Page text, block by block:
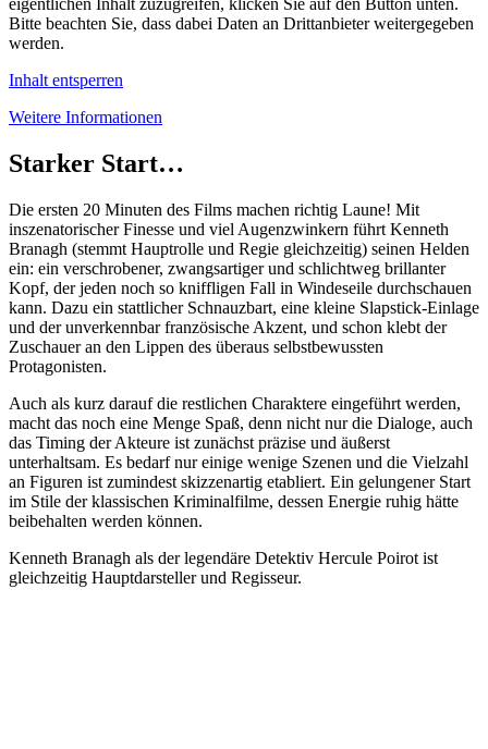
Bitte beachten Sie, dass dabei Daten an Drittanbieter weitergegeben
werden.
Inhalt entsperren
Weitere Informationen
Starker Start…
Die ersten 20 Minuten des Films machen richtig Laune! Mit
inszenatorischer Finesse und viel Augenzwinkern führt Kenneth
Branagh (stemmt Hauptrolle und Regie gleichzeitig) seinen Helden
ein: ein verschrobener, zwangsartiger und schlichtweg brillanter
Kopf, der jeden noch so kniffligen Fall in Windeseile durchschauen
kann. Dazu ein stattlicher Schnauzbart, eine kleine Slapstick-Einlage
und der unverkennbar französische Akzent, und schon klebt der
Zuschauer an den Lippen des überaus selbstbewussten
Protagonisten.
Auch als kurz darauf die restlichen Charaktere eingeführt werden,
macht das noch eine Menge Spaß, denn nicht nur die Dialoge, auch
das Timing der Akteure ist zunächst präzise und äußerst
unterhaltsam. Es bedarf nur einige wenige Szenen und die Vielzahl
an Figuren ist zumindest skizzenartig etabliert. Ein gelungener Start
im Stile der klassischen Kriminalfilme, dessen Energie ruhig hätte
beibehalten werden können.
Kenneth Branagh als der legendäre Detektiv Hercule Poirot ist
gleichzeitig Hauptdarsteller und Regisseur.